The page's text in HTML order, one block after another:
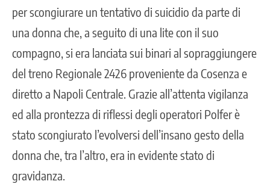
per scongiurare un tentativo di suicidio da parte di
una donna che, a seguito di una lite con il suo
compagno, si era lanciata sui binari al sopraggiungere
del treno Regionale 2426 proveniente da Cosenza e
diretto a Napoli Centrale. Grazie all’attenta vigilanza
ed alla prontezza di riflessi degli operatori Polfer è
stato scongiurato l’evolversi dell’insano gesto della
donna che, tra l’altro, era in evidente stato di
gravidanza.